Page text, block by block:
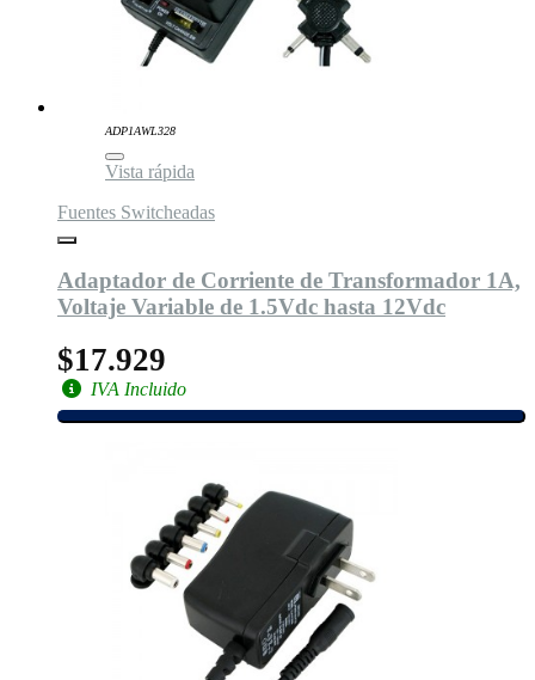
ADP1AWL328
Vista rápida
Fuentes Switcheadas
Adaptador de Corriente de Transformador 1A,
Voltaje Variable de 1.5Vdc hasta 12Vdc
$17.929
IVA Incluido